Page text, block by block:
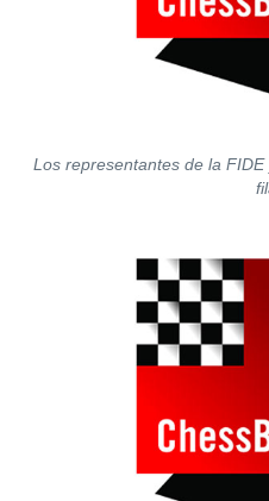
Los representantes de la